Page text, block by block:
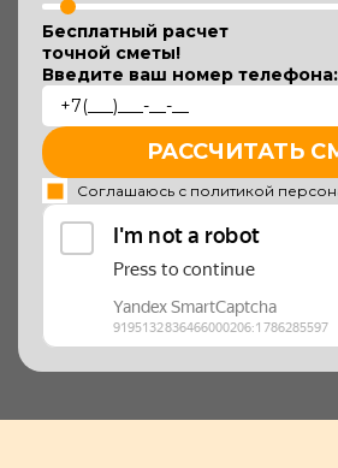
Бесплатный расчет
точной сметы!
Введите ваш номер телефона:
РАССЧИТАТЬ
Соглашаюсь с политикой